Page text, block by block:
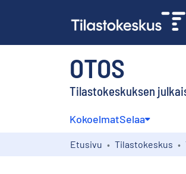
OTOS
Tilastokeskuksen
KokoelmatSelaa
Etusivu Tilastokeskus